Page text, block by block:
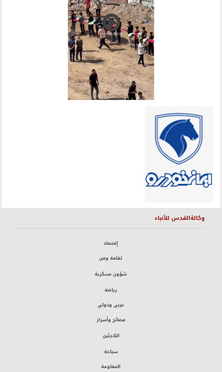
وكالةالقدس للأنباء
إقتصاد
ثقافة وفن
شؤون عسكرية
رياضة
عربي ودولي
فضائح وأسرار
اللاجئين
سياحة
المقاومة